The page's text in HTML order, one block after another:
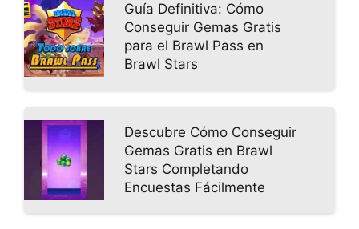
Guía Definitiva: Cómo
Conseguir Gemas Gratis
para el Brawl Pass en
Brawl Stars
Descubre Cómo Conseguir
Gemas Gratis en Brawl
Stars Completando
Encuestas Fácilmente